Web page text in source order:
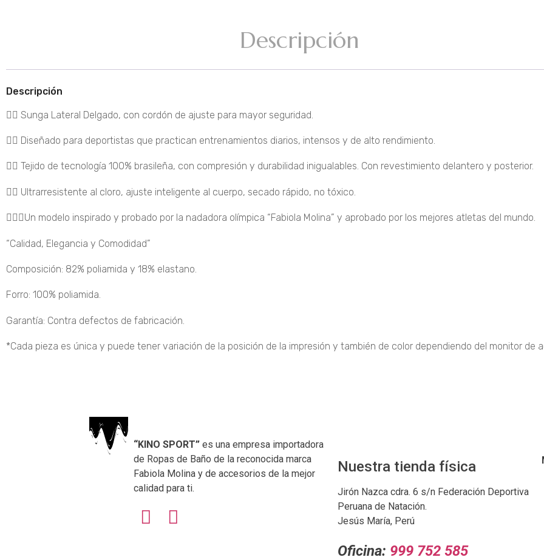
Descripción
Descripción
🏊‍♂️ Sunga Lateral Delgado, con cordón de ajuste para mayor seguridad.
🏊‍♂️ Diseñado para deportistas que practican entrenamientos diarios, intensos y de alto rendimiento.
🏊‍♂️ Tejido de tecnología 100% brasileña, con compresión y durabilidad inigualables. Con revestimiento delantero y posterior.
🏊‍♂️ Ultrarresistente al cloro, ajuste inteligente al cuerpo, secado rápido, no tóxico.
🏊‍♀️🏅Un modelo inspirado y probado por la nadadora olímpica “Fabiola Molina” y aprobado por los mejores atletas del mundo.
“Calidad, Elegancia y Comodidad”
Composición: 82% poliamida y 18% elastano.
Forro: 100% poliamida.
Garantía: Contra defectos de fabricación.
*Cada pieza es única y puede tener variación de la posición de la impresión y también de color dependiendo del monitor de
“KINO SPORT” es una empresa importadora
de Ropas de Baño de la reconocida marca
Fabiola Molina y de accesorios de la mejor
calidad para ti.
Nuestra tienda física
Jirón Nazca cdra. 6 s/n Federación Deportiva
Peruana de Natación.
Jesús María, Perú
Oficina: 999 752 585